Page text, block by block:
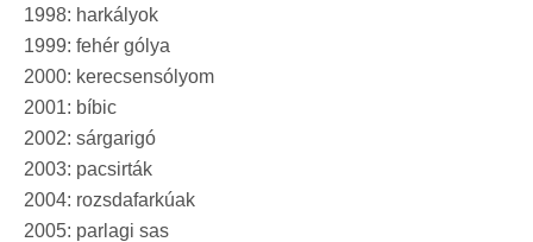
1998: harkályok
1999: fehér gólya
2000: kerecsensólyom
2001: bíbic
2002: sárgarigó
2003: pacsirták
2004: rozsdafarkúak
2005: parlagi sas